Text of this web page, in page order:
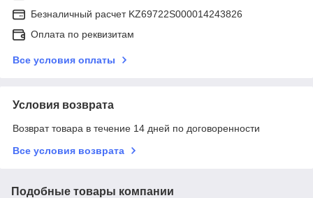
Безналичный расчет KZ69722S000014243826
Оплата по реквизитам
Все условия оплаты
Условия возврата
Возврат товара в течение 14 дней по договоренности
Все условия возврата
Подобные товары компании